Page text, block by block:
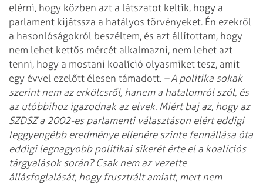
elérni, hogy közben azt a látszatot keltik, hogy a
parlament kijátssza a hatályos törvényeket. Én ezekről
a hasonlóságokról beszéltem, és azt állítottam, hogy
nem lehet kettős mércét alkalmazni, nem lehet azt
tenni, hogy a mostani koalíció olyasmiket tesz, amit
egy évvel ezelőtt élesen támadott. – A politika sokak
szerint nem az erkölcsről, hanem a hatalomról szól, és
az utóbbihoz igazodnak az elvek. Miért baj az, hogy az
SZDSZ a 2002-es parlamenti választáson elért eddigi
leggyengébb eredménye ellenére szinte fennállása óta
eddigi legnagyobb politikai sikerét érte el a koalíciós
tárgyalások során? Csak nem az vezette
állásfoglalását, hogy frusztrált amiatt, mert nem